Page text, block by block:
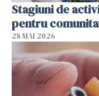
Stagiuni de
pentru
28 MAI 2026